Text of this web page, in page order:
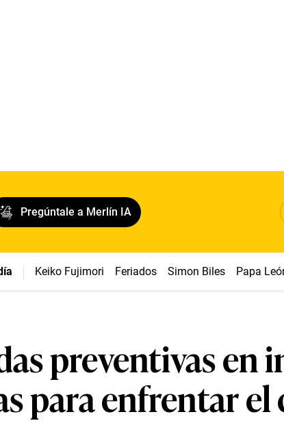
Pregúntale a Merlín IA
Keiko Fujimori Feriados Simon Biles Papa
preventivas en
para enfrentar